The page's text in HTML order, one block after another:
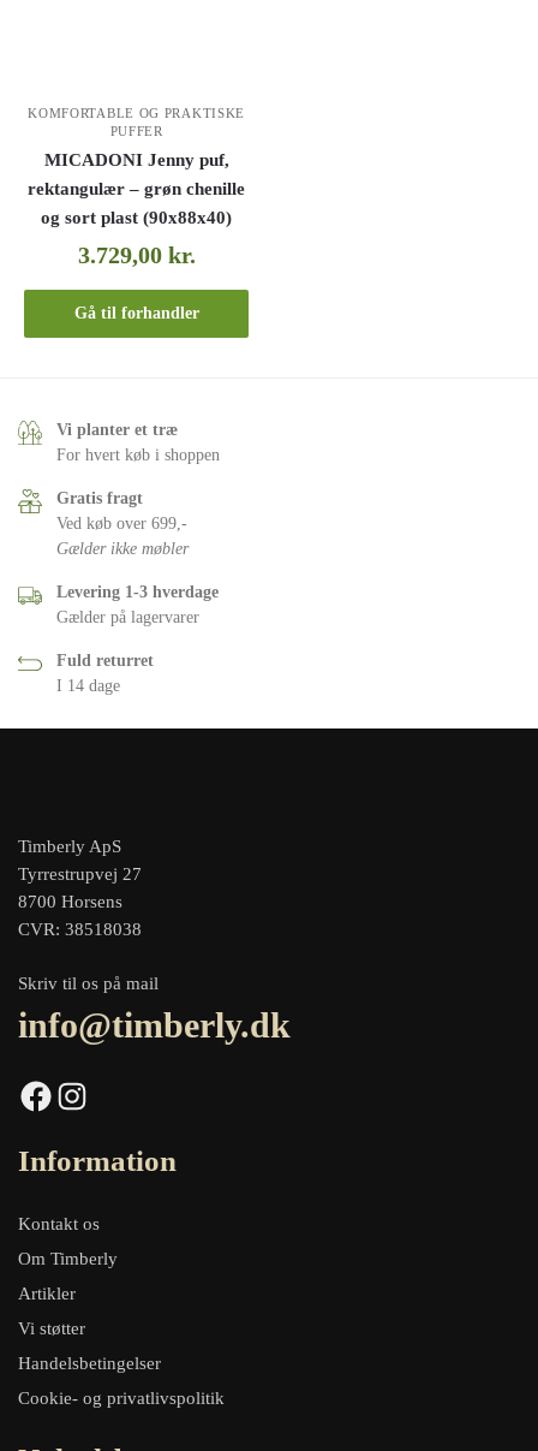
KOMFORTABLE OG PRAKTISKE
PUFFER
MICADONI Jenny puf,
rektangulær – grøn chenille
og sort plast (90x88x40)
3.729,00 kr.
Gå til forhandler
Vi planter et træ
For hvert køb i shoppen
Gratis fragt
Ved køb over 699,-
Gælder ikke møbler
Levering 1-3 hverdage
Gælder på lagervarer
Fuld returret
I 14 dage
Timberly ApS
Tyrrestrupvej 27
8700 Horsens
CVR: 38518038
Skriv til os på mail
info@timberly.dk
Facebook Instagram
Information
Kontakt os
Om Timberly
Artikler
Vi støtter
Handelsbetingelser
Cookie- og privatlivspolitik